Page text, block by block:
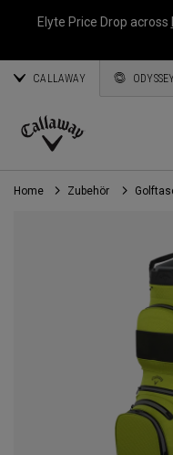
Elyte Price Drop across
CALLAWAY
Callaway
Golf
Home Zubehör